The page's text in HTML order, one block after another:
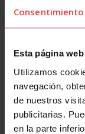
Consentimiento
Esta página
Utilizamos
navegación,
de nuestros
publicitarias.
en la parte